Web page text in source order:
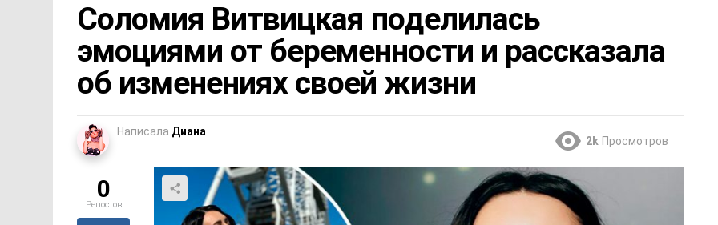
Соломия Витвицкая поделилась
эмоциями от беременности и рассказала
об изменениях своей жизни
Написала Диана
2k Просмотров
0
Репостов